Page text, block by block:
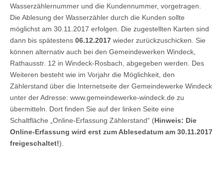
Wasserzählernummer und die Kundennummer, vorgetragen.
Die Ablesung der Wasserzähler durch die Kunden sollte
möglichst am 30.11.2017 erfolgen. Die zugestellten Karten sind
dann bis spätestens 06.12.2017 wieder zurückzuschicken. Sie
können alternativ auch bei den Gemeindewerken Windeck,
Rathausstr. 12 in Windeck-Rosbach, abgegeben werden. Des
Weiteren besteht wie im Vorjahr die Möglichkeit, den
Zählerstand über die Internetseite der Gemeindewerke Windeck
unter der Adresse: www.gemeindewerke-windeck.de zu
übermitteln. Dort finden Sie auf der linken Seite eine
Schaltfläche „Online-Erfassung Zählerstand“ (Hinweis: Die
Online-Erfassung wird erst zum Ablesedatum am 30.11.2017
freigeschaltet!).